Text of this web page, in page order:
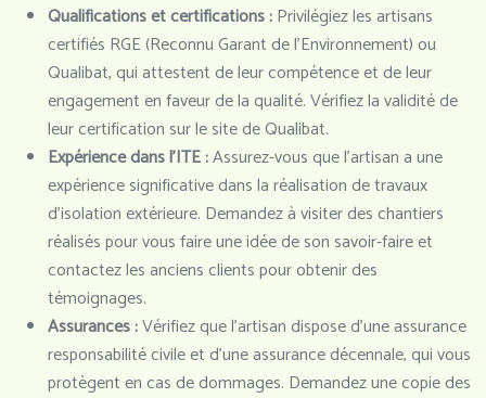
Qualifications et certifications :Privilégiez les artisans
certifiés RGE (Reconnu Garant de l’Environnement) ou
Qualibat, qui attestent de leur compétence et de leur
engagement en faveur de la qualité. Vérifiez la validité de
leur certification sur le site de Qualibat.
Expérience dans l’ITE :Assurez-vous que l’artisan a une
expérience significative dans la réalisation de travaux
d’isolation extérieure. Demandez à visiter des chantiers
réalisés pour vous faire une idée de son savoir-faire et
contactez les anciens clients pour obtenir des
témoignages.
Assurances :Vérifiez que l’artisan dispose d’une assurance
responsabilité civile et d’une assurance décennale, qui vous
protègent en cas de dommages. Demandez une copie des